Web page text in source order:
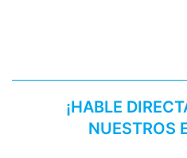
¡HABLE
NUESTROS